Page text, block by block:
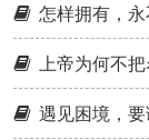
怎样拥有，
上帝为何不
遇见困境，